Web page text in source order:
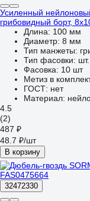
Усиленный
грибовидный борт,
Длина: 100 мм
Диаметр: 8 мм
Тип манжеты:
Тип фасовки: шт.
Фасовка: 10 шт
Метиз в
ГОСТ: нет
Материал:
4.5
(2)
487 ₽
48.7 ₽/шт
В корзину
32472330